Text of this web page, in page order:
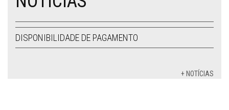
DISPONIBILIDADE DE PAGAMENTO
+ NOTÍCIAS